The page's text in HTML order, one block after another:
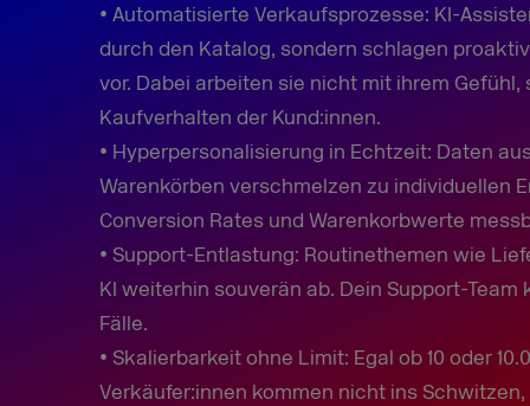
• Automatisierte Verkaufsprozesse: KI-
durch den Katalog, sondern schlagen
vor. Dabei arbeiten sie nicht mit ihrem
Kaufverhalten der Kund:innen.
• Hyperpersonalisierung in Echtzeit: Daten
Warenkörben verschmelzen zu individuellen
Conversion Rates und Warenkorbwerte
• Support-Entlastung: Routinethemen wie
KI weiterhin souverän ab. Dein Support-
Fälle.
• Skalierbarkeit ohne Limit: Egal ob 10 oder
Verkäufer:innen kommen nicht ins